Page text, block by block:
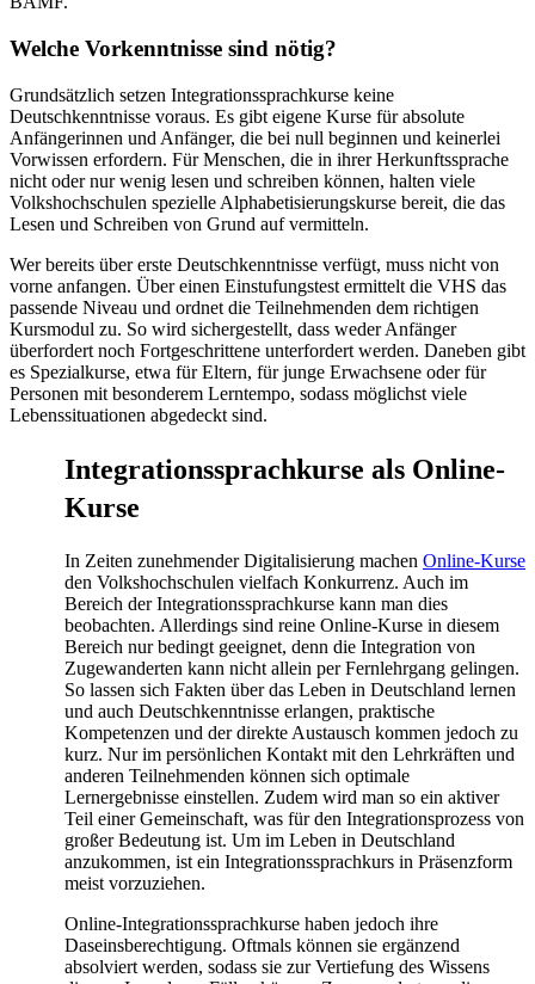
Welche Vorkenntnisse sind nötig?
Grundsätzlich setzen Integrationssprachkurse keine
Deutschkenntnisse voraus. Es gibt eigene Kurse für absolute
Anfängerinnen und Anfänger, die bei null beginnen und keinerlei
Vorwissen erfordern. Für Menschen, die in ihrer Herkunftssprache
nicht oder nur wenig lesen und schreiben können, halten viele
Volkshochschulen spezielle Alphabetisierungskurse bereit, die das
Lesen und Schreiben von Grund auf vermitteln.
Wer bereits über erste Deutschkenntnisse verfügt, muss nicht von
vorne anfangen. Über einen Einstufungstest ermittelt die VHS das
passende Niveau und ordnet die Teilnehmenden dem richtigen
Kursmodul zu. So wird sichergestellt, dass weder Anfänger
überfordert noch Fortgeschrittene unterfordert werden. Daneben gibt
es Spezialkurse, etwa für Eltern, für junge Erwachsene oder für
Personen mit besonderem Lerntempo, sodass möglichst viele
Lebenssituationen abgedeckt sind.
Integrationssprachkurse als Online-
Kurse
In Zeiten zunehmender Digitalisierung machen Online-Kurse
den Volkshochschulen vielfach Konkurrenz. Auch im
Bereich der Integrationssprachkurse kann man dies
beobachten. Allerdings sind reine Online-Kurse in diesem
Bereich nur bedingt geeignet, denn die Integration von
Zugewanderten kann nicht allein per Fernlehrgang gelingen.
So lassen sich Fakten über das Leben in Deutschland lernen
und auch Deutschkenntnisse erlangen, praktische
Kompetenzen und der direkte Austausch kommen jedoch zu
kurz. Nur im persönlichen Kontakt mit den Lehrkräften und
anderen Teilnehmenden können sich optimale
Lernergebnisse einstellen. Zudem wird man so ein aktiver
Teil einer Gemeinschaft, was für den Integrationsprozess von
großer Bedeutung ist. Um im Leben in Deutschland
anzukommen, ist ein Integrationssprachkurs in Präsenzform
meist vorzuziehen.
Online-Integrationssprachkurse haben jedoch ihre
Daseinsberechtigung. Oftmals können sie ergänzend
absolviert werden, sodass sie zur Vertiefung des Wissens